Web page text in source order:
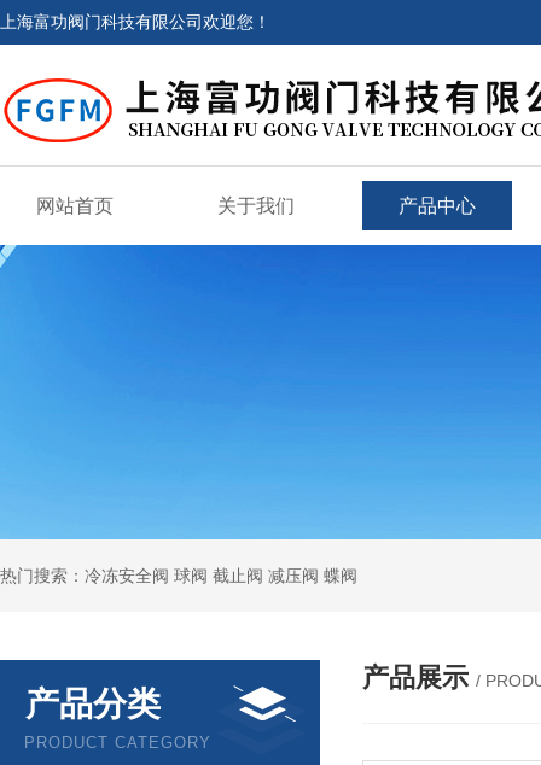
上海富功阀门科技有限公司欢迎您！
网站首页 关于我们 产品中心
热门搜索：冷冻安全阀 球阀 截止阀 减压阀 蝶阀
产品分类
PRODUCT CATEGORY
产品展示 /